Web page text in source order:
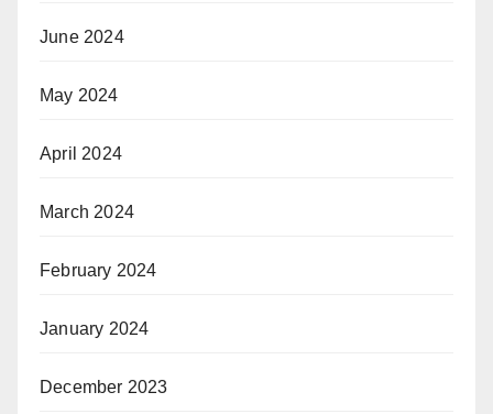
June 2024
May 2024
April 2024
March 2024
February 2024
January 2024
December 2023